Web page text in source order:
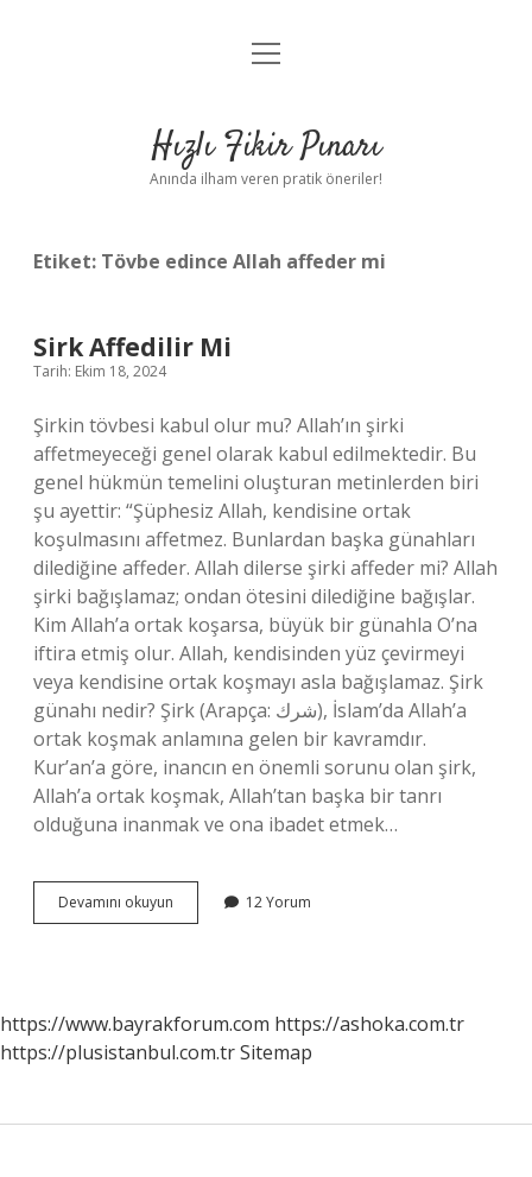
Anasayfa
Yasal Uyarı
menüyü
Hızlı Fikir Pınarı
Anında ilham veren pratik öneriler!
Etiket: Tövbe edince Allah affeder mi
Sirk Affedilir Mi
Tarih: Ekim 18, 2024
Şirkin tövbesi kabul olur mu? Allah’ın şirki
affetmeyeceği genel olarak kabul edilmektedir. Bu
genel hükmün temelini oluşturan metinlerden biri
şu ayettir: “Şüphesiz Allah, kendisine ortak
koşulmasını affetmez. Bunlardan başka günahları
dilediğine affeder. Allah dilerse şirki affeder mi? Allah
şirki bağışlamaz; ondan ötesini dilediğine bağışlar.
Kim Allah’a ortak koşarsa, büyük bir günahla O’na
iftira etmiş olur. Allah, kendisinden yüz çevirmeyi
veya kendisine ortak koşmayı asla bağışlamaz. Şirk
günahı nedir? Şirk (Arapça: شرك), İslam’da Allah’a
ortak koşmak anlamına gelen bir kavramdır.
Kur’an’a göre, inancın en önemli sorunu olan şirk,
Allah’a ortak koşmak, Allah’tan başka bir tanrı
olduğuna inanmak ve ona ibadet etmek…
Devamını okuyun
Affedilir
12 Yorum
https://www.bayrakforum.com https://ashoka.com.tr
https://plusistanbul.com.trSitemap